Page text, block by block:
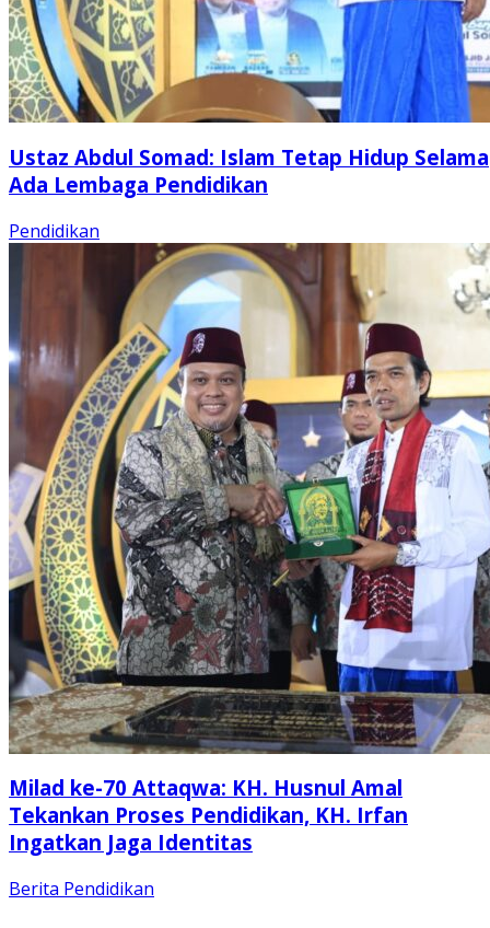
Ustaz Abdul Somad: Islam Tetap Hidup Selama
Ada Lembaga Pendidikan
Pendidikan
Milad ke-70 Attaqwa: KH. Husnul Amal
Tekankan Proses Pendidikan, KH. Irfan
Ingatkan Jaga Identitas
Berita Pendidikan